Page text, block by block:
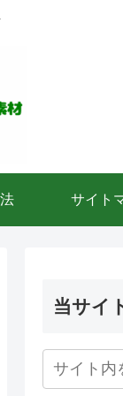
サイト
当サイ